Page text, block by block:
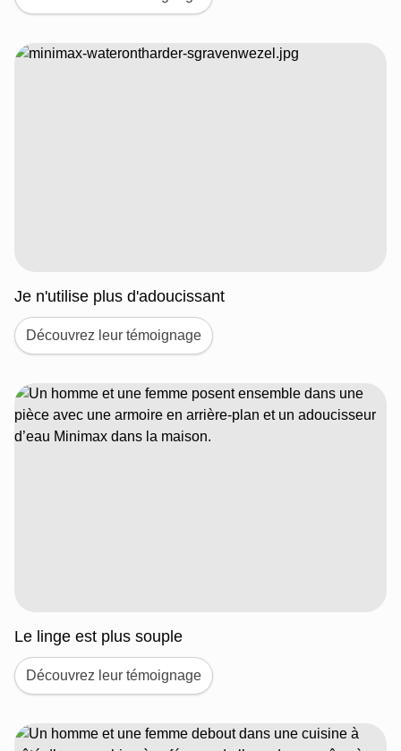
Je n'utilise plus d'adoucissant
Découvrez leur témoignage
Le linge est plus souple
Découvrez leur témoignage